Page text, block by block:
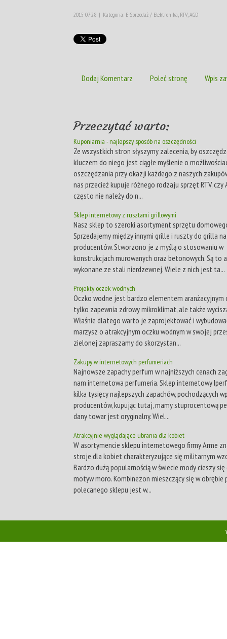
2015-07-28 | Kategoria: E-Sprzedaż / Elektronika, RTV, AGD
Dodaj Komentarz Poleć stronę Wpis
Przeczytać warto:
Kuponiarnia - najlepszy sposób na oszczędności
Ze wszystkich stron słyszymy zalecenia, by
kluczem do niego jest ciągłe myślenie o
oszczędzania przy okazji każdego z naszych
nas przecież kupuje różnego rodzaju sprzęt RTV, czy
często nie należy do n...
Sklep internetowy z rusztami grillowymi
Nasz sklep to szeroki asortyment sprzętu
Sprzedajemy między innymi grille i ruszty do grilla
producentów. Stworzono je z myślą o stosowaniu w
konstrukcjach murowanych oraz betonowych. Są to
wykonane ze stali nierdzewnej. Wiele z nich jest ta...
Projekty oczek wodnych
Oczko wodne jest bardzo elementem aranżacyjnym
tylko zapewnia zdrowy mikroklimat, ale także
Właśnie dlatego warto je zaprojektować i
marzysz o atrakcyjnym oczku wodnym w swojej
zielonej zapraszamy do skorzystan...
Zakupy w internetowych perfumeriach
Najnowsze zapachy perfum w najniższych cenach
nam internetowa perfumeria. Sklep internetowy
kilka tysięcy najlepszych zapachów, pochodzących
producentów, kupując tutaj, mamy stuprocentową
dany towar jest oryginalny. Wiel...
Atrakcyjnie wyglądające ubrania dla kobiet
W asortymencie sklepu internetowego firmy Arme
stroje dla kobiet charakteryzujące się militarnym
Bardzo dużą popularnością w świecie mody cieszy
motyw moro. Kombinezon mieszczący się w obrębie
polecanego sklepu jest w...